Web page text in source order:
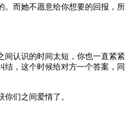
而她不愿意给你想要的回报，所
认识的时间太短，你也一直紧紧
结，这个时候给对方一个答案，同
们之间爱情了。